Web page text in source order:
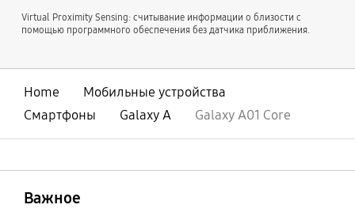
Virtual Proximity Sensing: считывание информации о близости с
помощью программного обеспечения без датчика приближения.
Home
Мобильные устройства
Смартфоны
Galaxy A Galaxy A01 Core
Важное